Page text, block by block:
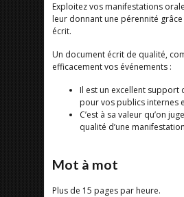
Exploitez vos manifestations
leur donnant une pérennité
écrit.
Un document écrit de qualité,
efficacement vos événements :
Il est un excellent support
pour vos publics internes
C’est à sa valeur qu’on
qualité d’une
Mot à mot
Plus de 15 pages par heure.